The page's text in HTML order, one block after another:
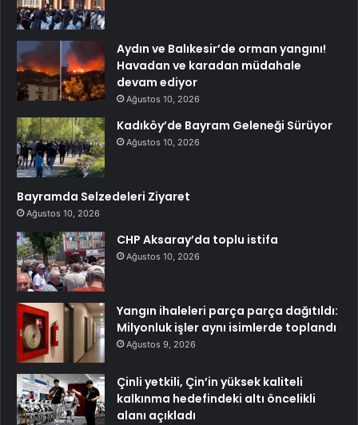
Aydın ve Balıkesir’de orman yangını!
Havadan ve karadan müdahale
devam ediyor
Ağustos 10, 2026
Kadıköy’de Bayram Geleneği Sürüyor
Ağustos 10, 2026
Bayramda Selzedeleri Ziyaret
Ağustos 10, 2026
CHP Aksaray’da toplu istifa
Ağustos 10, 2026
Yangın ihaleleri parça parça dağıtıldı:
Milyonluk işler aynı isimlerde toplandı
Ağustos 9, 2026
Çinli yetkili, Çin’in yüksek kaliteli
kalkınma hedefindeki altı öncelikli
alanı açıkladı